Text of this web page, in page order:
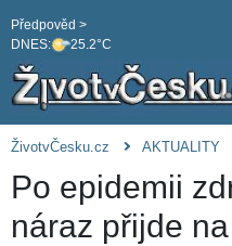
DNES: 25.2°C
Předpověd >
ŽivotvČesku.cz AKTUALITY
Po epidemii
náraz přijde